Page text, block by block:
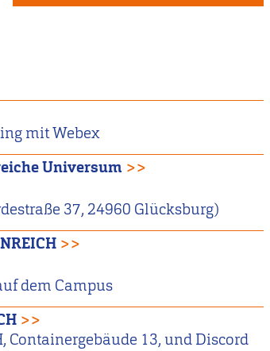
mit Webex
Universum >>
37, 24960 Glücksburg)
>>
dem Campus
>>
Containergebäude 13, und Discord